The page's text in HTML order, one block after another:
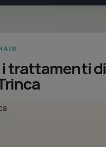
trattamenti di